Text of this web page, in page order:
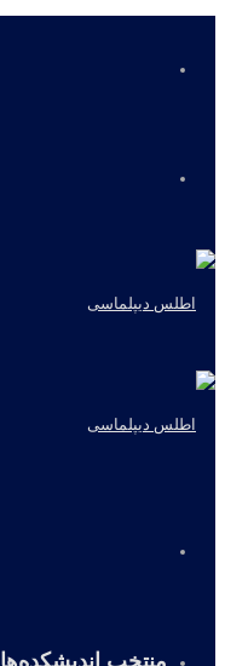
منتخب اندیشکده‌ها